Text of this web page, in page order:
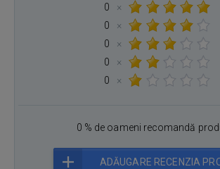
0
×
0
×
0
×
0
×
0
×
0 % de oameni recomandă
ADĂUGARE RECENZIA